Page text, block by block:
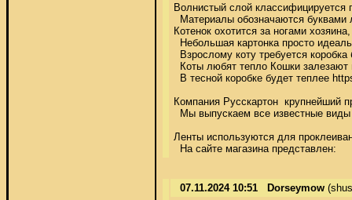
Волнистый слой
Материалы обозначаются буквами
Котенок охотится за ногами
Небольшая картонка просто
Взрослому коту требуется коробка
Коты любят тепло Кошки залезают
В тесной коробке будет теплее
Компания Русскартон  крупнейший
Мы выпускаем все известные виды
Ленты используются для
  На сайте магазина представлен:
07.11.2024 10:51 Dorseymow